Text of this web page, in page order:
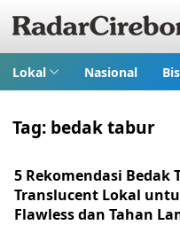
Lokal Nasional
Tag: bedak tabur
5 Rekomendasi Bedak
Translucent Lokal
Flawless dan Tahan